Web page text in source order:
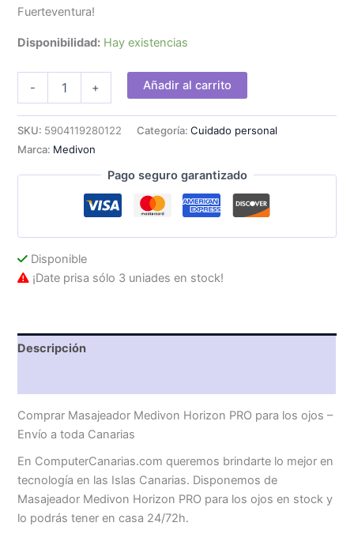
Fuerteventura!
Disponibilidad: Hay existencias
-
PRO
los
ojos
+ Añadir al carrito
SKU: 5904119280122 Categoría:Cuidado personal
Marca: Medivon
Pago seguro garantizado
Disponible
¡Date prisa sólo 3 uniades en stock!
Descripción
Comprar Masajeador Medivon Horizon PRO para los ojos –
Envío a toda Canarias
En ComputerCanarias.com queremos brindarte lo mejor en
tecnología en las Islas Canarias. Disponemos de
Masajeador Medivon Horizon PRO para los ojos en stock y
lo podrás tener en casa 24/72h.